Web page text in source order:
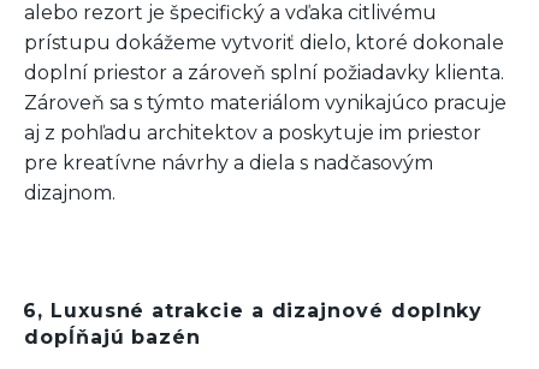
alebo rezort je špecifický a vďaka citlivému
prístupu dokážeme vytvoriť dielo, ktoré dokonale
doplní priestor a zároveň splní požiadavky klienta.
Zároveň sa s týmto materiálom vynikajúco pracuje
aj z pohľadu architektov a poskytuje im priestor
pre kreatívne návrhy a diela s nadčasovým
dizajnom.
6, Luxusné atrakcie a dizajnové doplnky
dopĺňajú bazén